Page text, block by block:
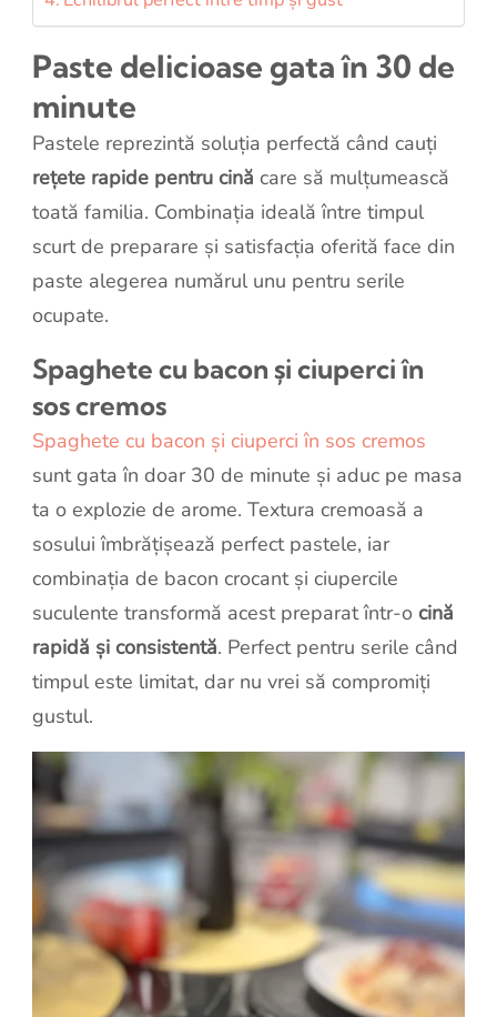
Paste delicioase gata în 30 de
minute
Pastele reprezintă soluția perfectă când cauți
rețete rapide pentru cină care să mulțumească
toată familia. Combinația ideală între timpul
scurt de preparare și satisfacția oferită face din
paste alegerea numărul unu pentru serile
ocupate.
Spaghete cu bacon și ciuperci în
sos cremos
Spaghete cu bacon și ciuperci în sos cremos
sunt gata în doar 30 de minute și aduc pe masa
ta o explozie de arome. Textura cremoasă a
sosului îmbrățișează perfect pastele, iar
combinația de bacon crocant și ciupercile
suculente transformă acest preparat într-o cină
rapidă și consistentă. Perfect pentru serile când
timpul este limitat, dar nu vrei să compromiți
gustul.